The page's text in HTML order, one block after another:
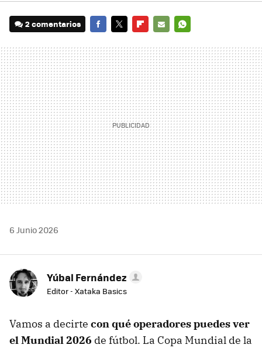
2 comentarios
MAIL
6 Junio 2026
Yúbal Fernández
Editor - Xataka Basics
Vamos a decirte con qué operadores puedes ver
el Mundial 2026 de fútbol. La Copa Mundial de la